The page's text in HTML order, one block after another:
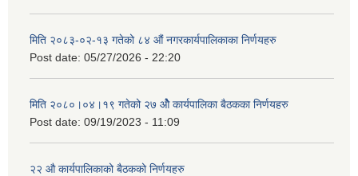
मिति २०८३-०२-१३ गतेको ८४ औं नगरकार्यपालिकाका निर्णयहरु
Post date: 05/27/2026 - 22:20
मिति २०८०।०४।१९ गतेको २७ ‌‍‌ओेै कार्यपालिका बैठकका निर्णयहरु
Post date: 09/19/2023 - 11:09
२‍२ औ कार्यपालिकाको बैठकको निर्णयहरु